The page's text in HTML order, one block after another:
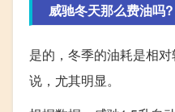
威驰冬天那么费油吗?
是的，冬季的油耗是相
说，尤其明显。